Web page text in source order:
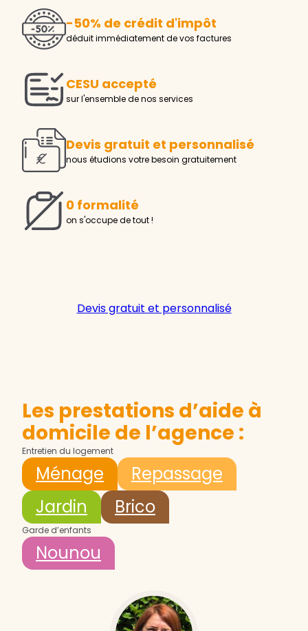
-50% de crédit d'impôt
déduit immédiatement de vos factures
CESU accepté
sur l'ensemble de nos services
Devis gratuit et personnalisé
nous étudions votre besoin gratuitement
0 formalité
on s'occupe de tout !
Devis gratuit et personnalisé
Les prestations d’aide à
domicile de l’agence :
Entretien du logement
Ménage
Repassage
Jardin
Brico
Garde d’enfants
Nounou